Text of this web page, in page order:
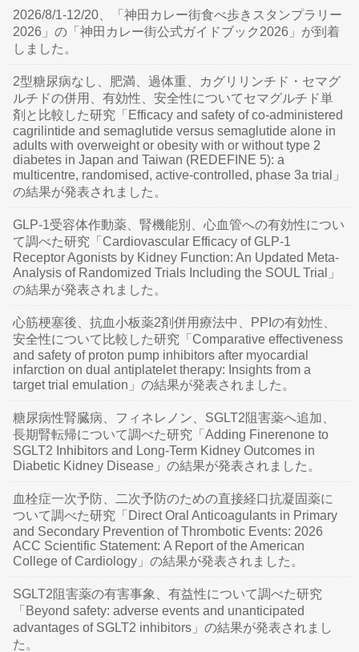
2026/8/1-12/20、「神田カレー街食べ歩きスタンプラリー
2026」の「神田カレー街公式ガイドブック2026」が到着
しました。
2型糖尿病なし、肥満、過体重、カグリリンチド・セマグ
ルチドの併用、有効性、安全性についてセマグルチド単
剤と比較した研究「Efficacy and safety of co-administered
cagrilintide and semaglutide versus semaglutide alone in
adults with overweight or obesity with or without type 2
diabetes in Japan and Taiwan (REDEFINE 5): a
multicentre, randomised, active-controlled, phase 3a trial」
の結果が発表されました。
GLP-1受容体作動薬、腎機能別、心血管への有効性につい
て調べた研究「Cardiovascular Efficacy of GLP-1
Receptor Agonists by Kidney Function: An Updated Meta-
Analysis of Randomized Trials Including the SOUL Trial」
の結果が発表されました。
心筋梗塞後、抗血小板薬2剤併用療法中、PPIの有効性、
安全性について比較した研究「Comparative effectiveness
and safety of proton pump inhibitors after myocardial
infarction on dual antiplatelet therapy: Insights from a
target trial emulation」の結果が発表されました。
糖尿病性腎臓病、フィネレノン、SGLT2阻害薬へ追加、
長期腎転帰について調べた研究「Adding Finerenone to
SGLT2 Inhibitors and Long-Term Kidney Outcomes in
Diabetic Kidney Disease」の結果が発表されました。
血栓症一次予防、二次予防のための直接経口抗凝固薬に
ついて調べた研究「Direct Oral Anticoagulants in Primary
and Secondary Prevention of Thrombotic Events: 2026
ACC Scientific Statement: A Report of the American
College of Cardiology」の結果が発表されました。
SGLT2阻害薬の有害事象、有益性について調べた研究
「Beyond safety: adverse events and unanticipated
advantages of SGLT2 inhibitors」の結果が発表されまし
た。